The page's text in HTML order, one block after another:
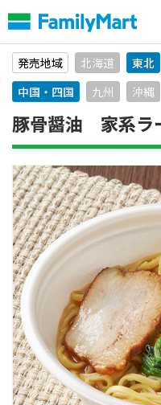
文
へ
発売地域
北海道 東北
中国・四国
九州 沖縄
豚骨醤油 家系ラ